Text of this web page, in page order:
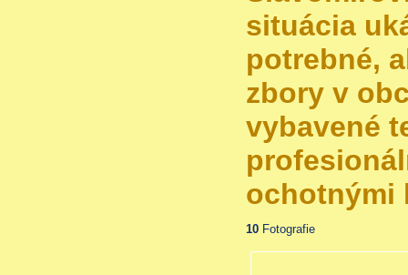
situácia
potrebné,
zbory v
vybavené
ochotnými
10 Fotografie